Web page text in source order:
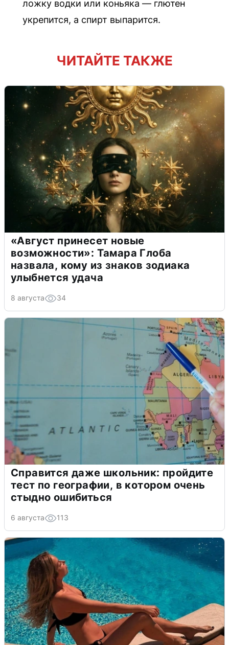
ложку водки или коньяка — глютен
укрепится, а спирт выпарится.
ЧИТАЙТЕ ТАКЖЕ
«Август принесет новые
возможности»: Тамара Глоба
назвала, кому из знаков зодиака
улыбнется удача
8 августа 34
Справится даже школьник: пройдите
тест по географии, в котором очень
стыдно ошибиться
6 августа 113